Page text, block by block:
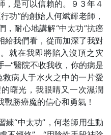
，是可以信賴的。９３年４
功”的創始人何斌輝老師，
，耐心地講解“中太功”抗癌
給我們看，從而加深了我對
就在我即將陷入沒頂之灾
─“醫院不收我收，你的病是
病人于水火之中的一片愛
曙光，我眼睛又一次濕潤
勝癌魔的信心和勇氣！
練“中太功”，何老師用生動